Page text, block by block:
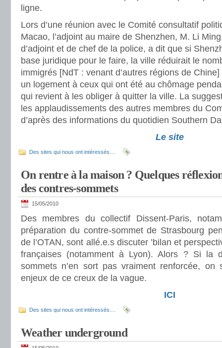
ligne.
Lors d’une réunion avec le Comité consultatif
Macao, l’adjoint au maire de Shenzhen, M. Li
d’adjoint et de chef de la police, a dit que si
base juridique pour le faire, la ville réduirait le
immigrés [NdT : venant d’autres régions de
un logement à ceux qui ont été au chômage
qui revient à les obliger à quitter la ville. La
les applaudissements des autres membres du
d’après des informations du quotidien Southern
Le site
Des sites qui nous ont intéressés....
On rentre à la maison ? Quelques
des contres-sommets
15/05/2010
Des membres du collectif Dissent-Paris,
préparation du contre-sommet de Strasbourg
de l’OTAN, sont allé.e.s discuter ’bilan et
françaises (notamment à Lyon). Alors ? Si la
sommets n’en sort pas vraiment renforcée,
enjeux de ce creux de la vague.
ICI
Des sites qui nous ont intéressés....
Weather underground